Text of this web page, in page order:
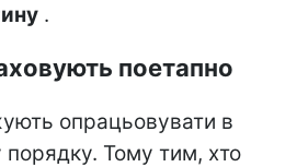
.
поетапно
опрацьовувати в
Тому тим, хто